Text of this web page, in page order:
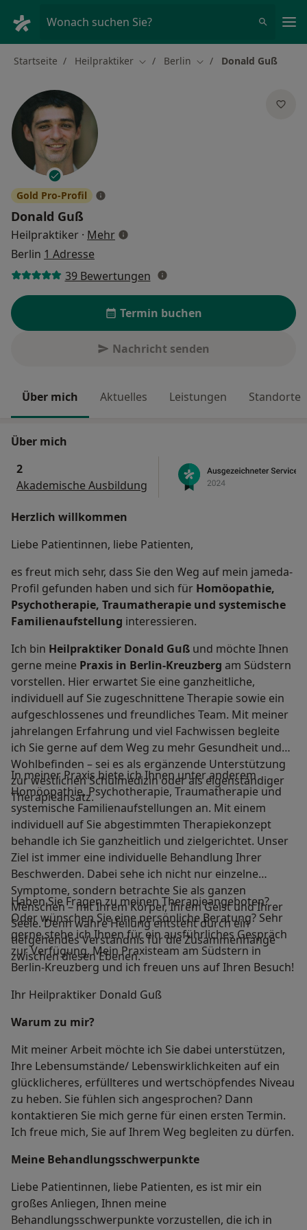
Wonach suchen Sie?
Startseite Heilpraktiker Stadt ändern
Berlin Stadt ändern
Donald Guß
Gold Pro-Profil
Donald Guß
Heilpraktiker · Mehrüber Spezialisierungen
Berlin 1 Adresse
39 Bewertungen
Termin buchen
Nachricht senden
Über mich Aktuelles Leistungen Standorte
Über mich
2
Akademische Ausbildung
Herzlich willkommen
Liebe Patientinnen, liebe Patienten,
es freut mich sehr, dass Sie den Weg auf mein jameda-
Profil gefunden haben und sich für Homöopathie,
Psychotherapie, Traumatherapie und systemische
Familienaufstellung interessieren.
Ich bin Heilpraktiker Donald Guß und möchte Ihnen
gerne meine Praxis in Berlin-Kreuzberg am Südstern
vorstellen. Hier erwartet Sie eine ganzheitliche,
individuell auf Sie zugeschnittene Therapie sowie ein
aufgeschlossenes und freundliches Team. Mit meiner
jahrelangen Erfahrung und viel Fachwissen begleite
ich Sie gerne auf dem Weg zu mehr Gesundheit und
Wohlbefinden – sei es als ergänzende Unterstützung
zur westlichen Schulmedizin oder als eigenständiger
Therapieansatz.
In meiner Praxis biete ich Ihnen unter anderem
Homöopathie, Psychotherapie, Traumatherapie und
systemische Familienaufstellungen an. Mit einem
individuell auf Sie abgestimmten Therapiekonzept
behandle ich Sie ganzheitlich und zielgerichtet. Unser
Ziel ist immer eine individuelle Behandlung Ihrer
Beschwerden. Dabei sehe ich nicht nur einzelne
Symptome, sondern betrachte Sie als ganzen
Menschen – mit Ihrem Körper, Ihrem Geist und Ihrer
Seele. Denn wahre Heilung entsteht durch ein
tiefgehendes Verständnis für die Zusammenhänge
zwischen diesen Ebenen.
Haben Sie Fragen zu meinen Therapieangeboten?
Oder wünschen Sie eine persönliche Beratung? Sehr
gerne stehe ich Ihnen für ein ausführliches Gespräch
zur Verfügung. Mein Praxisteam am Südstern in
Berlin-Kreuzberg und ich freuen uns auf Ihren Besuch!
Ihr Heilpraktiker Donald Guß
Warum zu mir?
Mit meiner Arbeit möchte ich Sie dabei unterstützen,
Ihre Lebensumstände/ Lebenswirklichkeiten auf ein
glücklicheres, erfüllteres und wertschöpfendes Niveau
zu heben. Sie fühlen sich angesprochen? Dann
kontaktieren Sie mich gerne für einen ersten Termin.
Ich freue mich, Sie auf Ihrem Weg begleiten zu dürfen.
Meine Behandlungs­schwerpunkte
Liebe Patientinnen, liebe Patienten, es ist mir ein
großes Anliegen, Ihnen meine
Behandlungsschwerpunkte vorzustellen, die ich in